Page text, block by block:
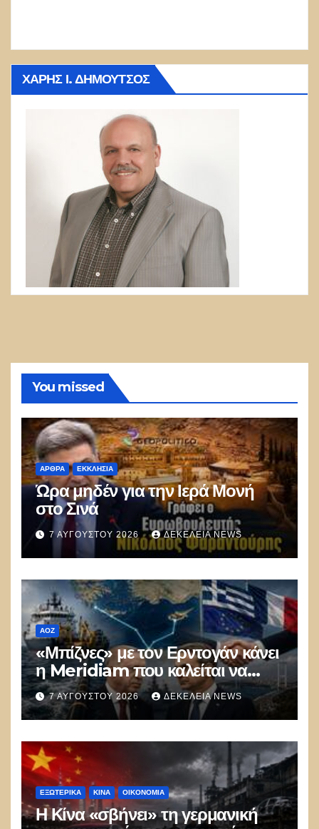
ΧΆΡΗΣ Ι. ΔΗΜΟΎΤΣΟΣ
You missed
ΑΡΘΡΑ ΕΚΚΛΗΣΊΑ
Ώρα μηδέν για την Ιερά Μονή
στο Σινά
7 ΑΥΓΟΎΣΤΟΥ 2026 ΔΕΚΈΛΕΙΑ NEWS
ΑΟΖ
«Μπίζνες» με τον Ερντογάν κάνει
η Meridiam που καλείται να
ξεμπλοκάρει το καλώδιο
Ελλάδας–Κύπρου
7 ΑΥΓΟΎΣΤΟΥ 2026 ΔΕΚΈΛΕΙΑ NEWS
ΕΞΩΤΕΡΙΚΑ ΚΊΝΑ ΟΙΚΟΝΟΜΙΑ
Η Κίνα «σβήνει» τη γερμανική